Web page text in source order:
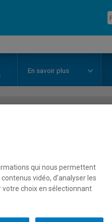
En savoir plus
Horaire - Automne
qui nous permettent
vidéo, d’analyser les
choix en sélectionnant